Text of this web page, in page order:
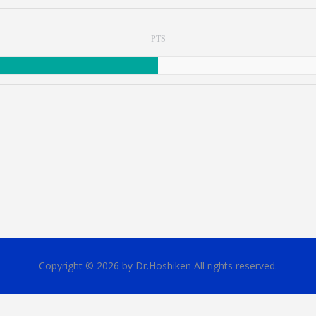
PTS
Copyright © 2026 by Dr.Hoshiken All rights reserved.